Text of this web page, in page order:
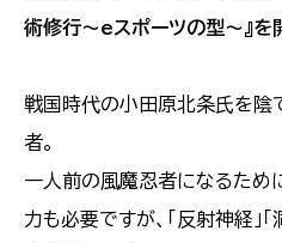
術修行～eスポーツの型～』を
戦国時代の小田原北条氏を陰
者。
一人前の風魔忍者になるため
力も必要ですが、「反射神経」